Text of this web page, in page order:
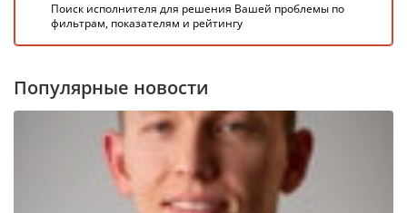
Поиск исполнителя для решения Вашей проблемы по
фильтрам, показателям и рейтингу
Популярные новости